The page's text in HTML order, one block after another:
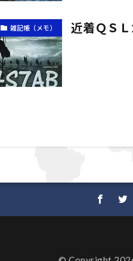
雑記帳（メモ） 近着ＱＳ